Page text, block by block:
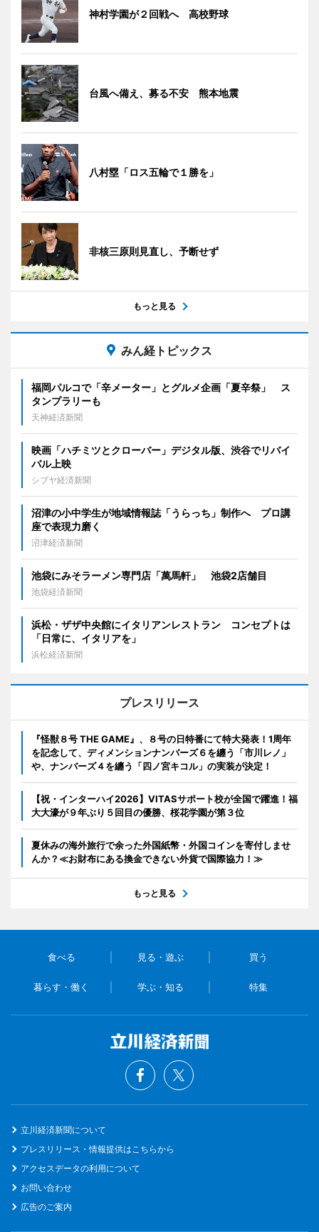
神村学園が２回戦へ 高校野球
台風へ備え、募る不安 熊本地震
八村塁「ロス五輪で１勝を」
非核三原則見直し、予断せず
もっと見る
みん経トピックス
福岡パルコで「辛メーター」とグルメ企画「夏辛祭」 ス
タンプラリーも
天神経済新聞
映画「ハチミツとクローバー」デジタル版、渋谷でリバイ
バル上映
シブヤ経済新聞
沼津の小中学生が地域情報誌「うらっち」制作へ プロ講
座で表現力磨く
沼津経済新聞
池袋にみそラーメン専門店「萬馬軒」 池袋2店舗目
池袋経済新聞
浜松・ザザ中央館にイタリアンレストラン コンセプトは
「日常に、イタリアを」
浜松経済新聞
プレスリリース
『怪獣８号 THE GAME』、８号の日特番にて特大発表！1周年
を記念して、ディメンションナンバーズ６を纏う「市川レノ」
や、ナンバーズ４を纏う「四ノ宮キコル」の実装が決定！
【祝・インターハイ2026】VITASサポート校が全国で躍進！福
大大濠が９年ぶり５回目の優勝、桜花学園が第３位
夏休みの海外旅行で余った外国紙幣・外国コインを寄付しませ
んか？≪お財布にある換金できない外貨で国際協力！≫
もっと見る
食べる 見る・遊ぶ 買う
暮らす・働く 学ぶ・知る 特集
立川経済新聞について
プレスリリース・情報提供はこちらから
アクセスデータの利用について
お問い合わせ
広告のご案内